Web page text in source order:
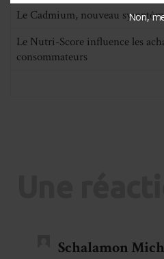
Le Cadmium, nouveau
Le Nutri-Score influence les
consommateurs
Schalamon
Non,